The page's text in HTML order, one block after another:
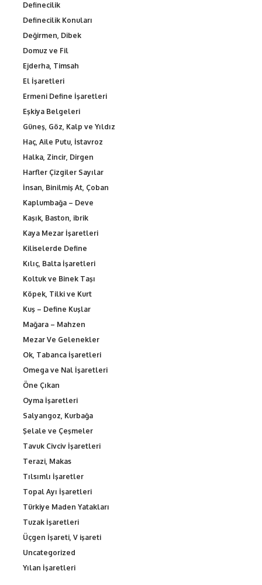
Definecilik
Definecilik Konuları
Değirmen, Dibek
Domuz ve Fil
Ejderha, Timsah
El İşaretleri
Ermeni Define İşaretleri
Eşkiya Belgeleri
Güneş, Göz, Kalp ve Yıldız
Haç, Aile Putu, İstavroz
Halka, Zincir, Dirgen
Harfler Çizgiler Sayılar
İnsan, Binilmiş At, Çoban
Kaplumbağa – Deve
Kaşık, Baston, ibrik
Kaya Mezar İşaretleri
Kiliselerde Define
Kılıç, Balta İşaretleri
Koltuk ve Binek Taşı
Köpek, Tilki ve Kurt
Kuş – Define Kuşlar
Mağara – Mahzen
Mezar Ve Gelenekler
Ok, Tabanca İşaretleri
Omega ve Nal İşaretleri
Öne Çıkan
Oyma İşaretleri
Salyangoz, Kurbağa
Şelale ve Çeşmeler
Tavuk Civciv İşaretleri
Terazi, Makas
Tılsımlı İşaretler
Topal Ayı İşaretleri
Türkiye Maden Yatakları
Tuzak İşaretleri
Üçgen İşareti, V işareti
Uncategorized
Yılan İşaretleri